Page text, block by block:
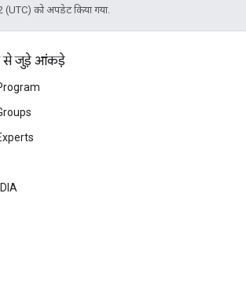
(UTC) को अपडेट किया गया.
से जुड़े आंकड़े